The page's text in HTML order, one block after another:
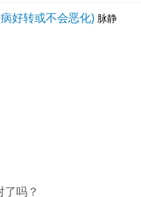
好转或不会恶化) 脉静
了吗？